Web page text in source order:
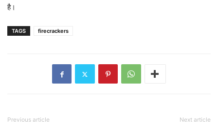
है।
TAGS firecrackers
Previous article Next article